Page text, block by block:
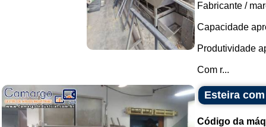
Fabricante /
Capacidade
Produtividade
Com r...
Esteira
Código da